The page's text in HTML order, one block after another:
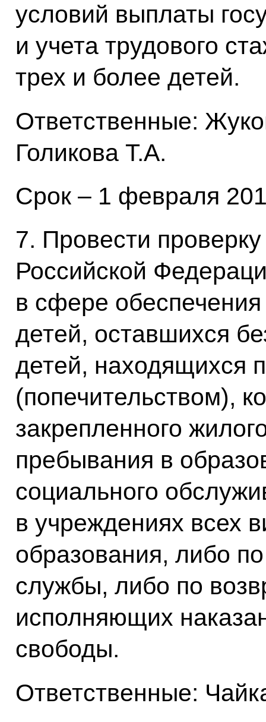
условий выплаты
и учета трудового
трех и более детей.
Ответственные:
Голикова Т.А.
Срок – 1 февраля
7. Провести
Российской
в сфере
детей, оставшихся
детей, находящихся
(попечительством),
закрепленного
пребывания в
социального
в учреждениях всех
образования, либо
службы, либо по
исполняющих
свободы.
Ответственные: